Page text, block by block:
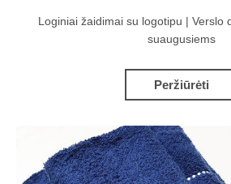
Loginiai žaidimai su logotipu | Verslo
suaugusiems
Peržiūrėti